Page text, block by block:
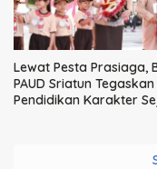
Lewat Pesta Prasiaga,
PAUD Sriatun Tegaskan
Pendidikan Karakter